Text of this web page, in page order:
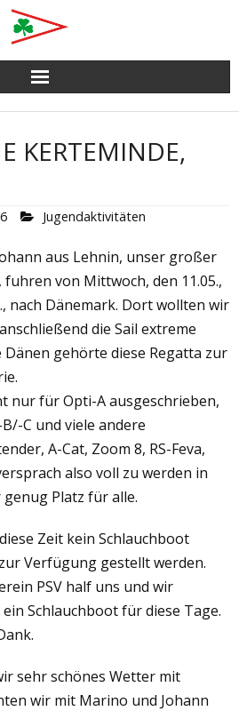
KERTEMINDE,
Jugendaktivitäten
aus Lehnin, unser großer
fuhren von Mittwoch, den 11.05.,
nach Dänemark. Dort wollten wir
die Sail extreme
Dänen gehörte diese Regatta zur
nur für Opti-A ausgeschrieben,
C und viele andere
A-Cat, Zoom 8, RS-Feva,
also voll zu werden in
Platz für alle.
Zeit kein Schlauchboot
Verfügung gestellt werden.
PSV half uns und wir
Schlauchboot für diese Tage.
sehr schönes Wetter mit
wir mit Marino und Johann